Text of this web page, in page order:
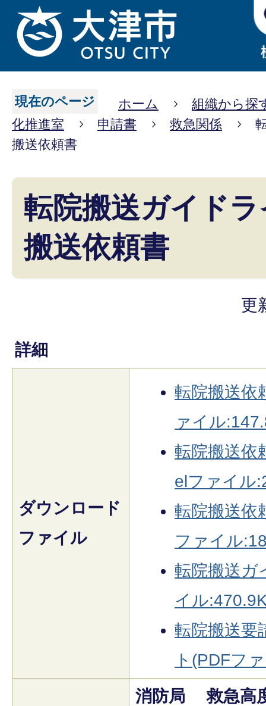
現在のページ ホーム
組織から探
化推進室
申請書 救急関係
搬送依頼書
転院搬送ガイド
搬送依頼書
更
詳細
ダウンロード
ファイル
転院搬送依
ァイル
転院搬送依
elファイル
転院搬送依
ファイル
転院搬送ガ
イル
転院搬送要
ト(PDFフ
消防局 救急高